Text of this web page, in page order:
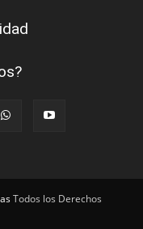
Todos los Derechos